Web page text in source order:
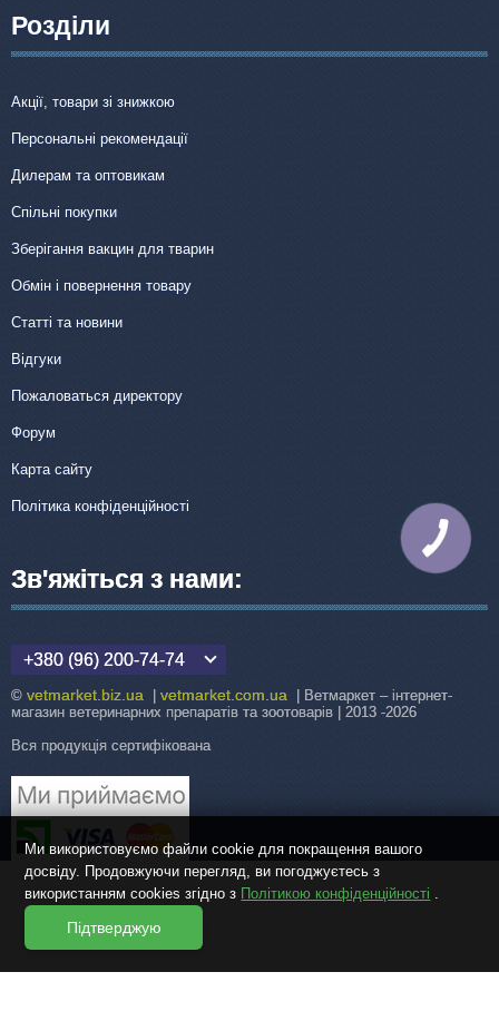
Розділи
Акції, товари зі знижкою
Персональні рекомендації
Дилерам та оптовикам
Спільні покупки
Зберігання вакцин для тварин
Обмін і повернення товару
Статті та новини
Відгуки
Пожаловаться директору
Форум
Карта сайту
Політика конфіденційності
Зв'яжіться з нами:
+380 (96) 200-74-74
© vetmarket.biz.ua vetmarket.com.ua | Ветмаркет – інтернет-
магазин ветеринарних препаратів та зоотоварів | 2013 -2026
Вся продукція сертифікована
Ми використовуємо файли cookie для покращення вашого
досвіду. Продовжуючи перегляд, ви погоджуєтесь з
використанням cookies згідно з Політикою конфіденційності .
Підтверджую
КНОПКА
ЗВ'ЯЗКУ